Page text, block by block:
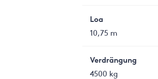
Loa
10,75 m
Verdrängung
4500 kg